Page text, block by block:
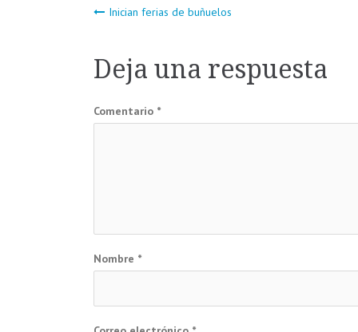
Navegación
de
entradas
Inician ferias de buñuelos
Deja una respuesta
Comentario *
Nombre *